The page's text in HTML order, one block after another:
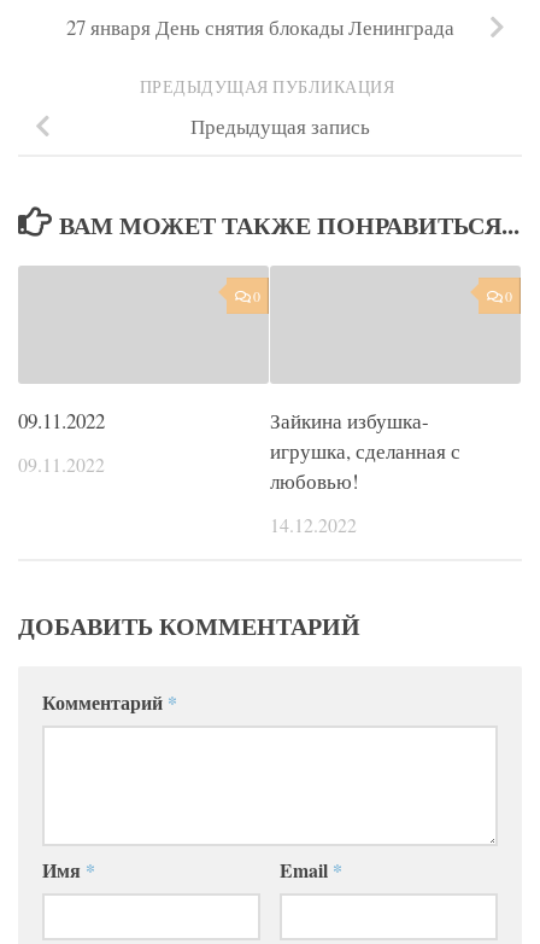
27 января День снятия блокады Ленинграда
ПРЕДЫДУЩАЯ ПУБЛИКАЦИЯ
Предыдущая запись
ВАМ МОЖЕТ ТАКЖЕ ПОНРАВИТЬСЯ...
0
09.11.2022
09.11.2022
0
Зайкина избушка-
игрушка, сделанная с
любовью!
14.12.2022
ДОБАВИТЬ КОММЕНТАРИЙ
Комментарий *
Имя * Email *